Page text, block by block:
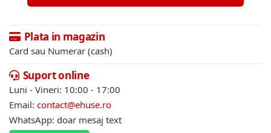
Plata in magazin
Card sau Numerar (cash)
Suport online
Luni - Vineri: 10:00 - 17:00
Email: contact@ehuse.ro
WhatsApp: doar mesaj text